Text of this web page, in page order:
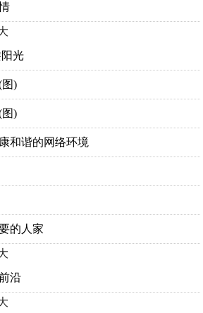
光
)
)
和谐的网络环境
的人家
沿